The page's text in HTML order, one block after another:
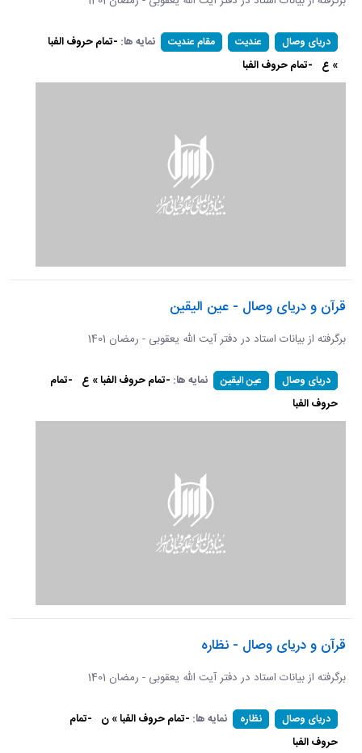
دریای وصال عندیت مقام عندیت نمایه ها: -تمام حروف الفبا
» ع -تمام حروف الفبا
قرآن و دریای وصال - عین الیقین
برگرفته از بیانات استاد در دفتر آیت الله یعقوبی - رمضان 1401
دریای وصال عین الیقین نمایه ها: -تمام حروف الفبا » ع -تمام
حروف الفبا
قرآن و دریای وصال - نظاره
برگرفته از بیانات استاد در دفتر آیت الله یعقوبی - رمضان 1401
دریای وصال نظاره نمایه ها: -تمام حروف الفبا » ن -تمام
حروف الفبا